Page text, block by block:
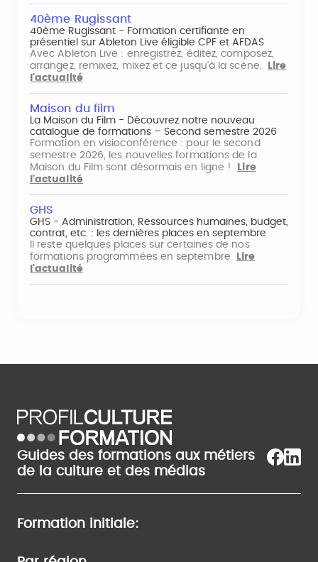
40ème Rugissant
40ème Rugissant - Formation certifiante en
présentiel sur Ableton Live éligible CPF et AFDAS
Avec Ableton Live : enregistrez, éditez, composez,
arrangez, remixez, mixez et ce jusqu'à la scène.
Lire
l'actualité
Maison du film
La Maison du Film - Découvrez notre nouveau
catalogue de formations – Second semestre 2026
Formation en visioconférence : pour le second
semestre 2026, les nouvelles formations de la
Maison du Film sont désormais en ligne !
Lire
l'actualité
GHS
GHS - Administration, Ressources humaines, budget,
contrat, etc. : les dernières places en septembre
Il reste quelques places sur certaines de nos
formations programmées en septembre
Lire
l'actualité
Guides des formations aux métiers
de la culture et des médias
Formation initiale: